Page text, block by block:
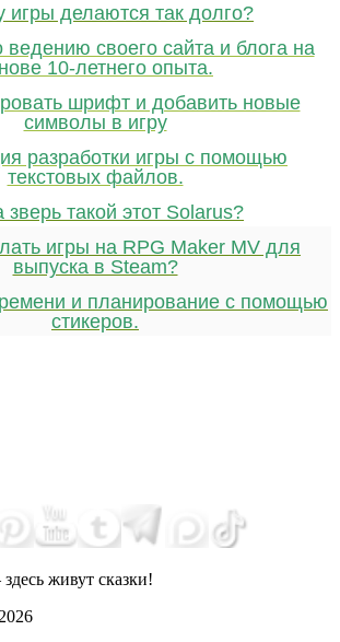
игры делаются так долго?
ведению своего сайта и блога на
10-летнего опыта.
шрифт и добавить новые
символы в игру
разработки игры с помощью
текстовых файлов.
зверь такой этот Solarus?
игры на RPG Maker MV для
выпуска в Steam?
и планирование с помощью
стикеров.
живут сказки!